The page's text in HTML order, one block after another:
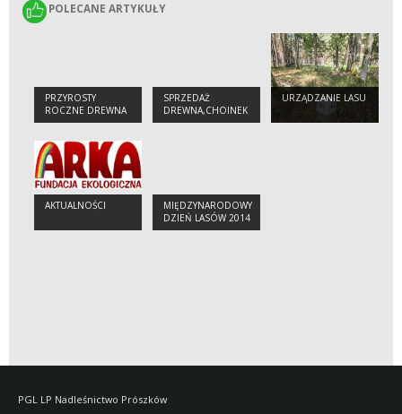
POLECANE ARTYKUŁY
POLECANE ARTYKUŁY
PRZYROSTY
ROCZNE DREWNA
SPRZEDAŻ
DREWNA,CHOINEK
I SADZONEK
URZĄDZANIE LASU
AKTUALNOŚCI
MIĘDZYNARODOWY
DZIEŃ LASÓW 2014
PGL LP Nadleśnictwo Prószków